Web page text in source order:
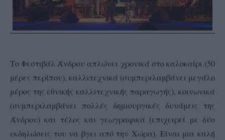
Το Φεστιβάλ Άνδρου απλώνει χρονικά στο καλοκαίρι (50
μέρες περίπου), καλλιτεχνικά (συμπεριλαμβάνει μεγάλο
μέρος της εθνικής καλλιτεχνικής παραγωγής), κοινωνικά
(συμπεριλαμβάνει πολλές δημιουργικές δυνάμεις της
Άνδρου) και τέλος και γεωγραφικά (επιχειρεί με δύο
εκδηλώσεις του να βγει από την Χώρα). Είναι μια καλή